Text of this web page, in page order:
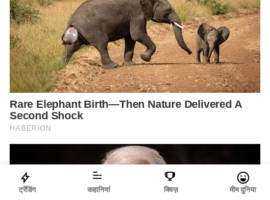
ट्रेंडिंग कहानियां क्विज़ मीम दुनिया